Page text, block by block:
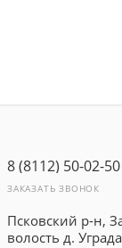
8 (8112) 50-02-50
ЗАКАЗАТЬ ЗВОНОК
Псковский р-н,
волость д.